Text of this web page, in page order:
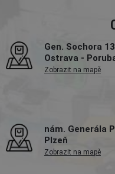
Gen. Sochora
Ostrava -
Zobrazit na mapě
nám. Generála
Plzeň
Zobrazit na mapě